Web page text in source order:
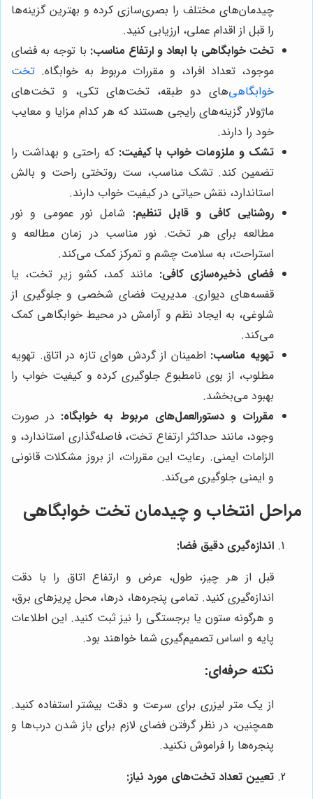
چیدمان‌های مختلف را بصری‌سازی کرده و بهترین گزینه‌ها
را قبل از اقدام عملی، ارزیابی کنید.
تخت خوابگاهی با ابعاد و ارتفاع مناسب: با توجه به فضای
موجود، تعداد افراد، و مقررات مربوط به خوابگاه. تخت
خوابگاهی‌های دو طبقه، تخت‌های تکی، و تخت‌های
ماژولار گزینه‌های رایجی هستند که هر کدام مزایا و معایب
خود را دارند.
تشک و ملزومات خواب با کیفیت: که راحتی و بهداشت را
تضمین کند. تشک مناسب، ست روتختی راحت و بالش
استاندارد، نقش حیاتی در کیفیت خواب دارند.
روشنایی کافی و قابل تنظیم: شامل نور عمومی و نور
مطالعه برای هر تخت. نور مناسب در زمان مطالعه و
استراحت، به سلامت چشم و تمرکز کمک می‌کند.
فضای ذخیره‌سازی کافی: مانند کمد، کشو زیر تخت، یا
قفسه‌های دیواری. مدیریت فضای شخصی و جلوگیری از
شلوغی، به ایجاد نظم و آرامش در محیط خوابگاهی کمک
می‌کند.
تهویه مناسب: اطمینان از گردش هوای تازه در اتاق. تهویه
مطلوب، از بوی نامطبوع جلوگیری کرده و کیفیت خواب را
بهبود می‌بخشد.
مقررات و دستورالعمل‌های مربوط به خوابگاه: در صورت
وجود، مانند حداکثر ارتفاع تخت، فاصله‌گذاری استاندارد، و
الزامات ایمنی. رعایت این مقررات، از بروز مشکلات قانونی
و ایمنی جلوگیری می‌کند.
مراحل انتخاب و چیدمان تخت خوابگاهی
اندازه‌گیری دقیق فضا:
قبل از هر چیز، طول، عرض و ارتفاع اتاق را با دقت
اندازه‌گیری کنید. تمامی پنجره‌ها، درها، محل پریزهای برق،
و هرگونه ستون یا برجستگی را نیز ثبت کنید. این اطلاعات
پایه و اساس تصمیم‌گیری شما خواهند بود.
نکته حرفه‌ای:
از یک متر لیزری برای سرعت و دقت بیشتر استفاده کنید.
همچنین، در نظر گرفتن فضای لازم برای باز شدن درب‌ها و
پنجره‌ها را فراموش نکنید.
تعیین تعداد تخت‌های مورد نیاز: